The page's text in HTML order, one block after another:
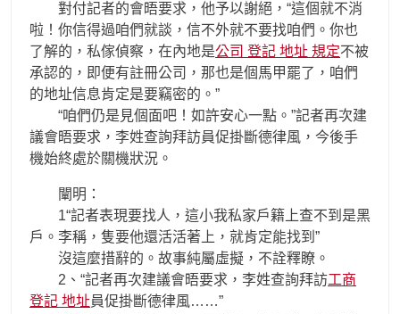
對付記者的會晤要求，他予以謝絕，“這個就不消
啦！你信得過咱們就談，信不外就不要找咱們。你也
了解的，私傢偵察，在內地是公司 登記 地址 規定不被
承認的，即便有註冊公司，那也是個馬甲罷了，咱們
的地址信息肯定是要竊密的。”
“咱們仍是見個面吧！如許安心一點。”記者再次建
議會晤要求，李姓查詢拜訪員促掛斷德律風，今後手
機始終處於關機狀況。
闡明：
1“記者表現要找人，這小我私家戶籍上查不到是黑
戶。李稱，隻要他還活活著上，就肯定能找到”
沒這麼措辭的。故事純屬虛擬，不詮釋瞭。
2、“記者再次建議會晤要求，李姓查詢拜訪工商
登記 地址員促掛斷德律風……”